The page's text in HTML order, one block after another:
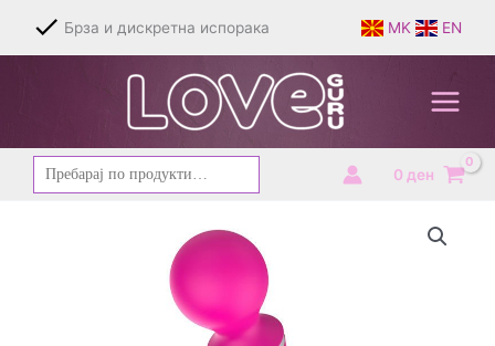
content
Брза и дискретна испорака MK EN
Барај
за:
0 ден